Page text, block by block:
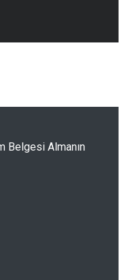
Belgesi Almanın